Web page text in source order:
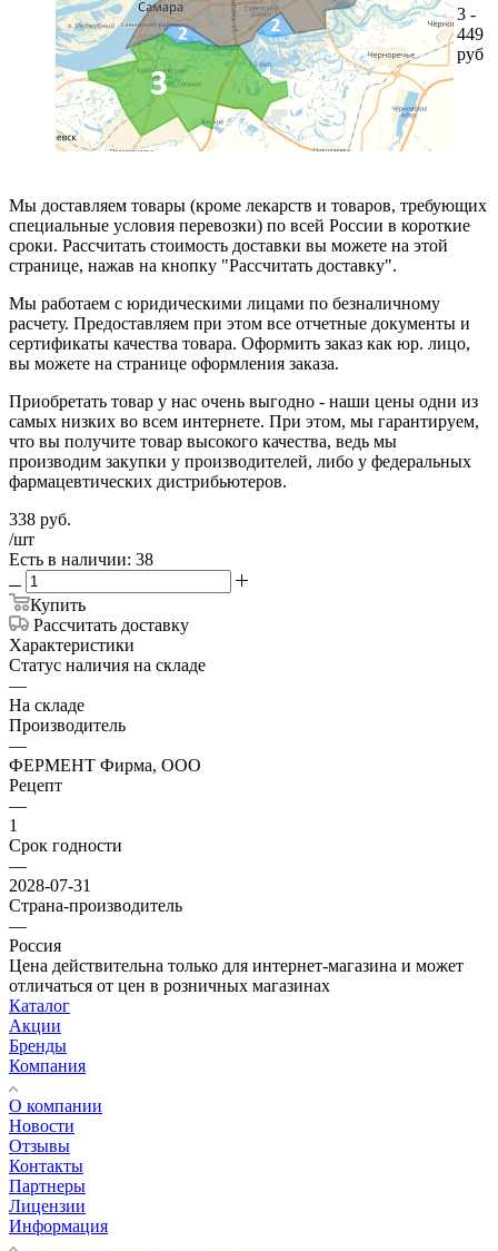
3 -
449
руб
Мы доставляем товары (кроме лекарств и товаров, требующих
специальные условия перевозки) по всей России в короткие
сроки. Рассчитать стоимость доставки вы можете на этой
странице, нажав на кнопку "Рассчитать доставку".
Мы работаем с юридическими лицами по безналичному
расчету. Предоставляем при этом все отчетные документы и
сертификаты качества товара. Оформить заказ как юр. лицо,
вы можете на странице оформления заказа.
Приобретать товар у нас очень выгодно - наши цены одни из
самых низких во всем интернете. При этом, мы гарантируем,
что вы получите товар высокого качества, ведь мы
производим закупки у производителей, либо у федеральных
фармацевтических дистрибьютеров.
338 руб.
/шт
Есть в наличии: 38
Купить
Рассчитать доставку
Характеристики
Статус наличия на складе
—
На складе
Производитель
—
ФЕРМЕНТ Фирма, ООО
Рецепт
—
1
Срок годности
—
2028-07-31
Страна-производитель
—
Россия
Цена действительна только для интернет-магазина и может
отличаться от цен в розничных магазинах
Каталог
Акции
Бренды
Компания
О компании
Новости
Отзывы
Контакты
Партнеры
Лицензии
Информация